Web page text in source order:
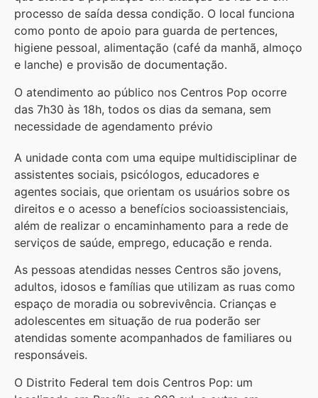
processo de saída dessa condição. O local funciona
como ponto de apoio para guarda de pertences,
higiene pessoal, alimentação (café da manhã, almoço
e lanche) e provisão de documentação.
O atendimento ao público nos Centros Pop ocorre
das 7h30 às 18h, todos os dias da semana, sem
necessidade de agendamento prévio
A unidade conta com uma equipe multidisciplinar de
assistentes sociais, psicólogos, educadores e
agentes sociais, que orientam os usuários sobre os
direitos e o acesso a benefícios socioassistenciais,
além de realizar o encaminhamento para a rede de
serviços de saúde, emprego, educação e renda.
As pessoas atendidas nesses Centros são jovens,
adultos, idosos e famílias que utilizam as ruas como
espaço de moradia ou sobrevivência. Crianças e
adolescentes em situação de rua poderão ser
atendidas somente acompanhados de familiares ou
responsáveis.
O Distrito Federal tem dois Centros Pop: um